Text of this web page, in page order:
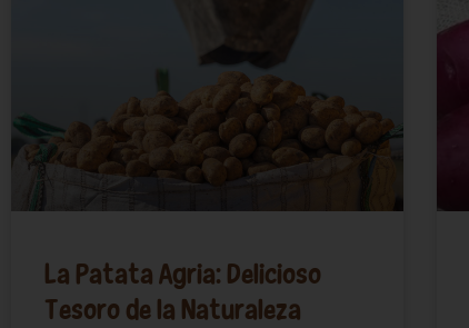
La Patata Agria: Delicioso
Tesoro de la Naturaleza